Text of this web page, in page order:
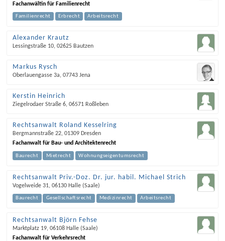
Fachanwältin für Familienrecht
Familienrecht Erbrecht Arbeitsrecht
Alexander Krautz
Lessingstraße 10, 02625 Bautzen
Markus Rysch
Oberlauengasse 3a, 07743 Jena
Kerstin Heinrich
Ziegelrodaer Straße 6, 06571 Roßleben
Rechtsanwalt Roland Kesselring
Bergmannstraße 22, 01309 Dresden
Fachanwalt für Bau- und Architektenrecht
Baurecht Mietrecht Wohnungseigentumsrecht
Rechtsanwalt Priv.-Doz. Dr. jur. habil. Michael Strich
Vogelweide 31, 06130 Halle (Saale)
Baurecht Gesellschaftsrecht Medizinrecht Arbeitsrecht
Rechtsanwalt Björn Fehse
Marktplatz 19, 06108 Halle (Saale)
Fachanwalt für Verkehrsrecht